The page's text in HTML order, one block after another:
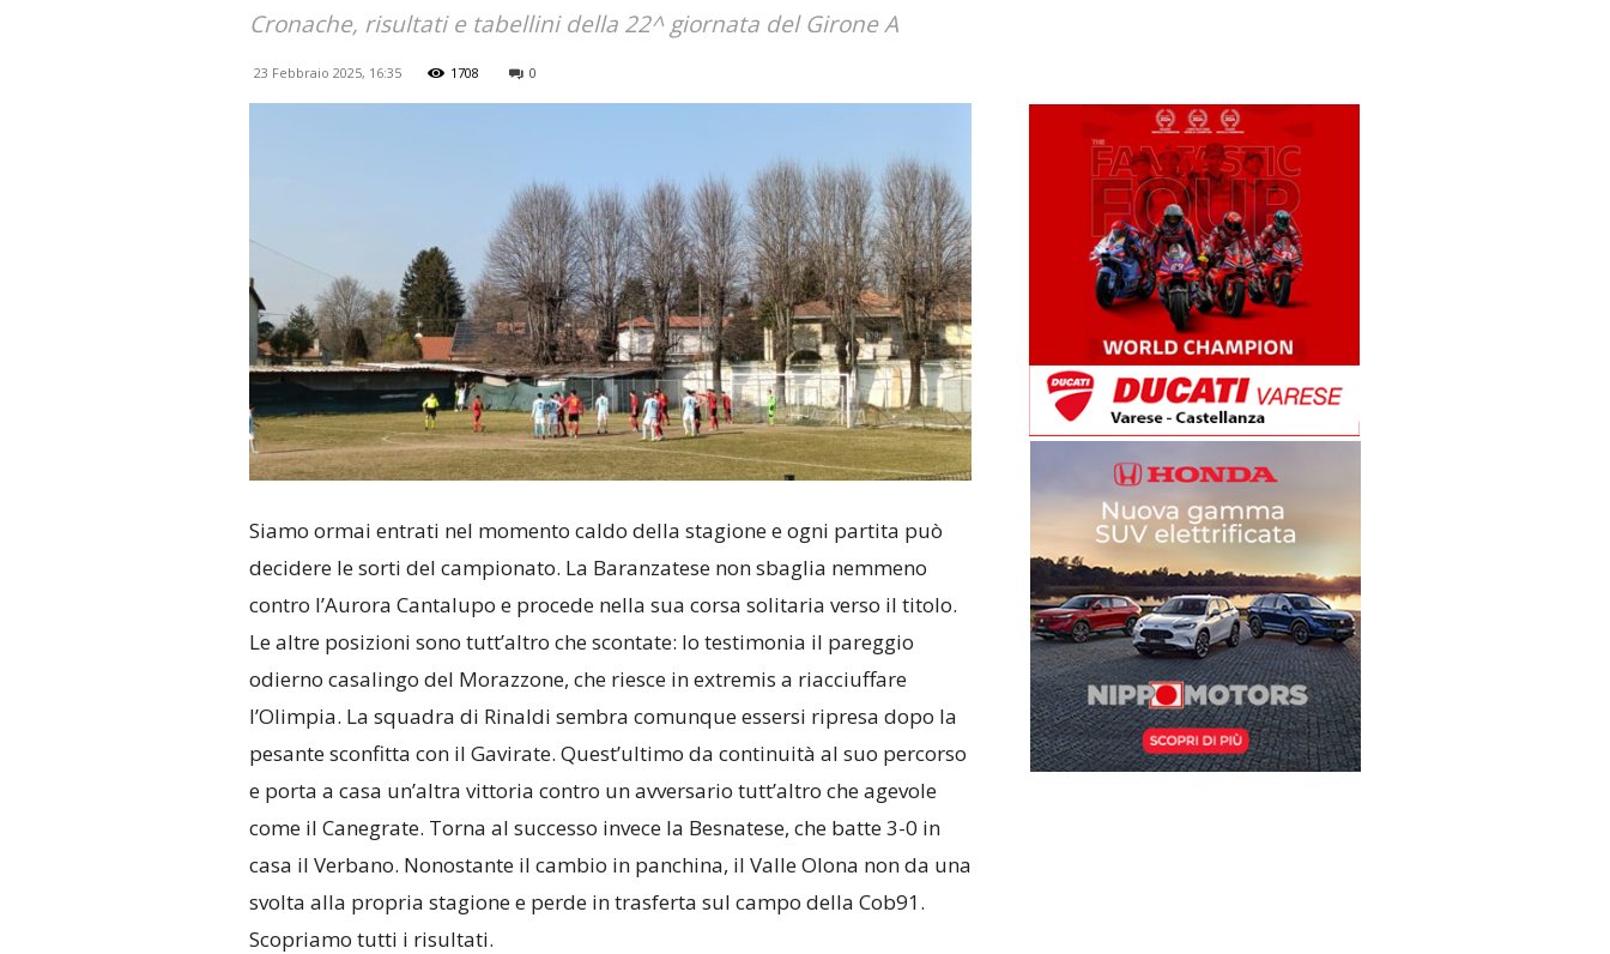
Cronache, risultati e tabellini della 22^ giornata del Girone A
23 Febbraio 2025, 16:35 1708 0
Siamo ormai entrati nel momento caldo della stagione e ogni partita può
decidere le sorti del campionato. La Baranzatese non sbaglia nemmeno
contro l’Aurora Cantalupo e procede nella sua corsa solitaria verso il titolo.
Le altre posizioni sono tutt’altro che scontate: lo testimonia il pareggio
odierno casalingo del Morazzone, che riesce in extremis a riacciuffare
l’Olimpia. La squadra di Rinaldi sembra comunque essersi ripresa dopo la
pesante sconfitta con il Gavirate. Quest’ultimo da continuità al suo percorso
e porta a casa un’altra vittoria contro un avversario tutt’altro che agevole
come il Canegrate. Torna al successo invece la Besnatese, che batte 3-0 in
casa il Verbano. Nonostante il cambio in panchina, il Valle Olona non da una
svolta alla propria stagione e perde in trasferta sul campo della Cob91.
Scopriamo tutti i risultati.